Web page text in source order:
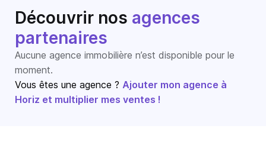
Découvrir nos agences
partenaires
Aucune agence immobilière n’est disponible pour le
moment.
Vous êtes une agence ? Ajouter mon agence à
Horiz et multiplier mes ventes !